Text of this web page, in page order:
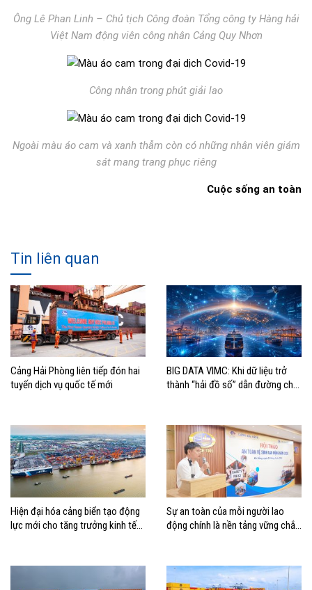
Ông Lê Phan Linh – Chủ tịch Công đoàn Tổng công ty Hàng hải
Việt Nam động viên công nhân Cảng Quy Nhơn
Công nhân trong phút giải lao
Ngoài màu áo cam và xanh thẫm còn có những nhân viên giám
sát mang trang phục riêng
Cuộc sống an toàn
Tin liên quan
Cảng Hải Phòng liên tiếp đón hai
tuyến dịch vụ quốc tế mới
BIG DATA VIMC: Khi dữ liệu trở
thành “hải đồ số” dẫn đường cho
Hiện đại hóa cảng biển tạo động
lực mới cho tăng trưởng kinh tế
Sự an toàn của mỗi người lao
động chính là nền tảng vững chắc